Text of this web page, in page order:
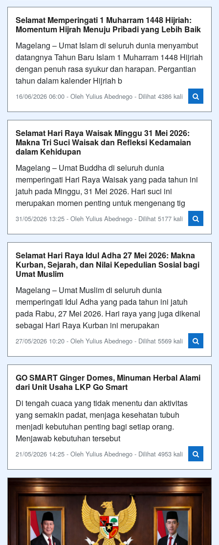
Selamat Memperingati 1 Muharram 1448 Hijriah:
Momentum Hijrah Menuju Pribadi yang Lebih Baik
Magelang – Umat Islam di seluruh dunia menyambut
datangnya Tahun Baru Islam 1 Muharram 1448 Hijriah
dengan penuh rasa syukur dan harapan. Pergantian
tahun dalam kalender Hijriah b
16/06/2026 06:00 - Oleh Yulius Abednego - Dilihat 4386 kali
Selamat Hari Raya Waisak Minggu 31 Mei 2026:
Makna Tri Suci Waisak dan Refleksi Kedamaian
dalam Kehidupan
Magelang – Umat Buddha di seluruh dunia
memperingati Hari Raya Waisak yang pada tahun ini
jatuh pada Minggu, 31 Mei 2026. Hari suci ini
merupakan momen penting untuk mengenang tig
31/05/2026 13:25 - Oleh Yulius Abednego - Dilihat 5177 kali
Selamat Hari Raya Idul Adha 27 Mei 2026: Makna
Kurban, Sejarah, dan Nilai Kepedulian Sosial bagi
Umat Muslim
Magelang – Umat Muslim di seluruh dunia
memperingati Idul Adha yang pada tahun ini jatuh
pada Rabu, 27 Mei 2026. Hari raya yang juga dikenal
sebagai Hari Raya Kurban ini merupakan
27/05/2026 10:20 - Oleh Yulius Abednego - Dilihat 5569 kali
GO SMART Ginger Domes, Minuman Herbal Alami
dari Unit Usaha LKP Go Smart
Di tengah cuaca yang tidak menentu dan aktivitas
yang semakin padat, menjaga kesehatan tubuh
menjadi kebutuhan penting bagi setiap orang.
Menjawab kebutuhan tersebut
21/05/2026 14:25 - Oleh Yulius Abednego - Dilihat 4953 kali